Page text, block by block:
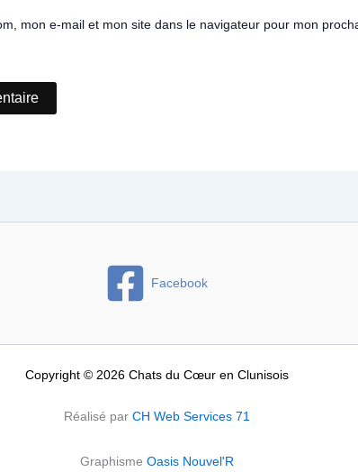
mon e-mail et mon site dans le navigateur pour mon
Facebook
Copyright © 2026 Chats du Cœur en Clunisois
Réalisé par CH Web Services 71
Graphisme Oasis Nouvel'R